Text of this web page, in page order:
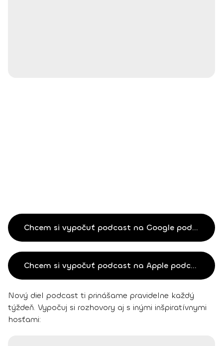
Chcem si vypočuť podcast na Google podcastoch
Chcem si vypočuť podcast na Apple podcastoch
Nový diel podcast ti prinášame pravidelne každý
týždeň. Vypočuj si rozhovory aj s inými inšpiratívnymi
hosťami: